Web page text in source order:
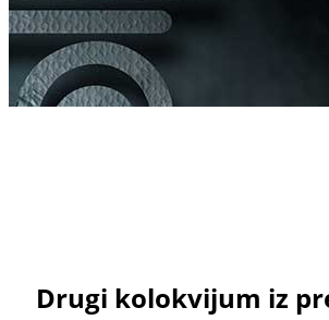
Drugi kolokvijum iz